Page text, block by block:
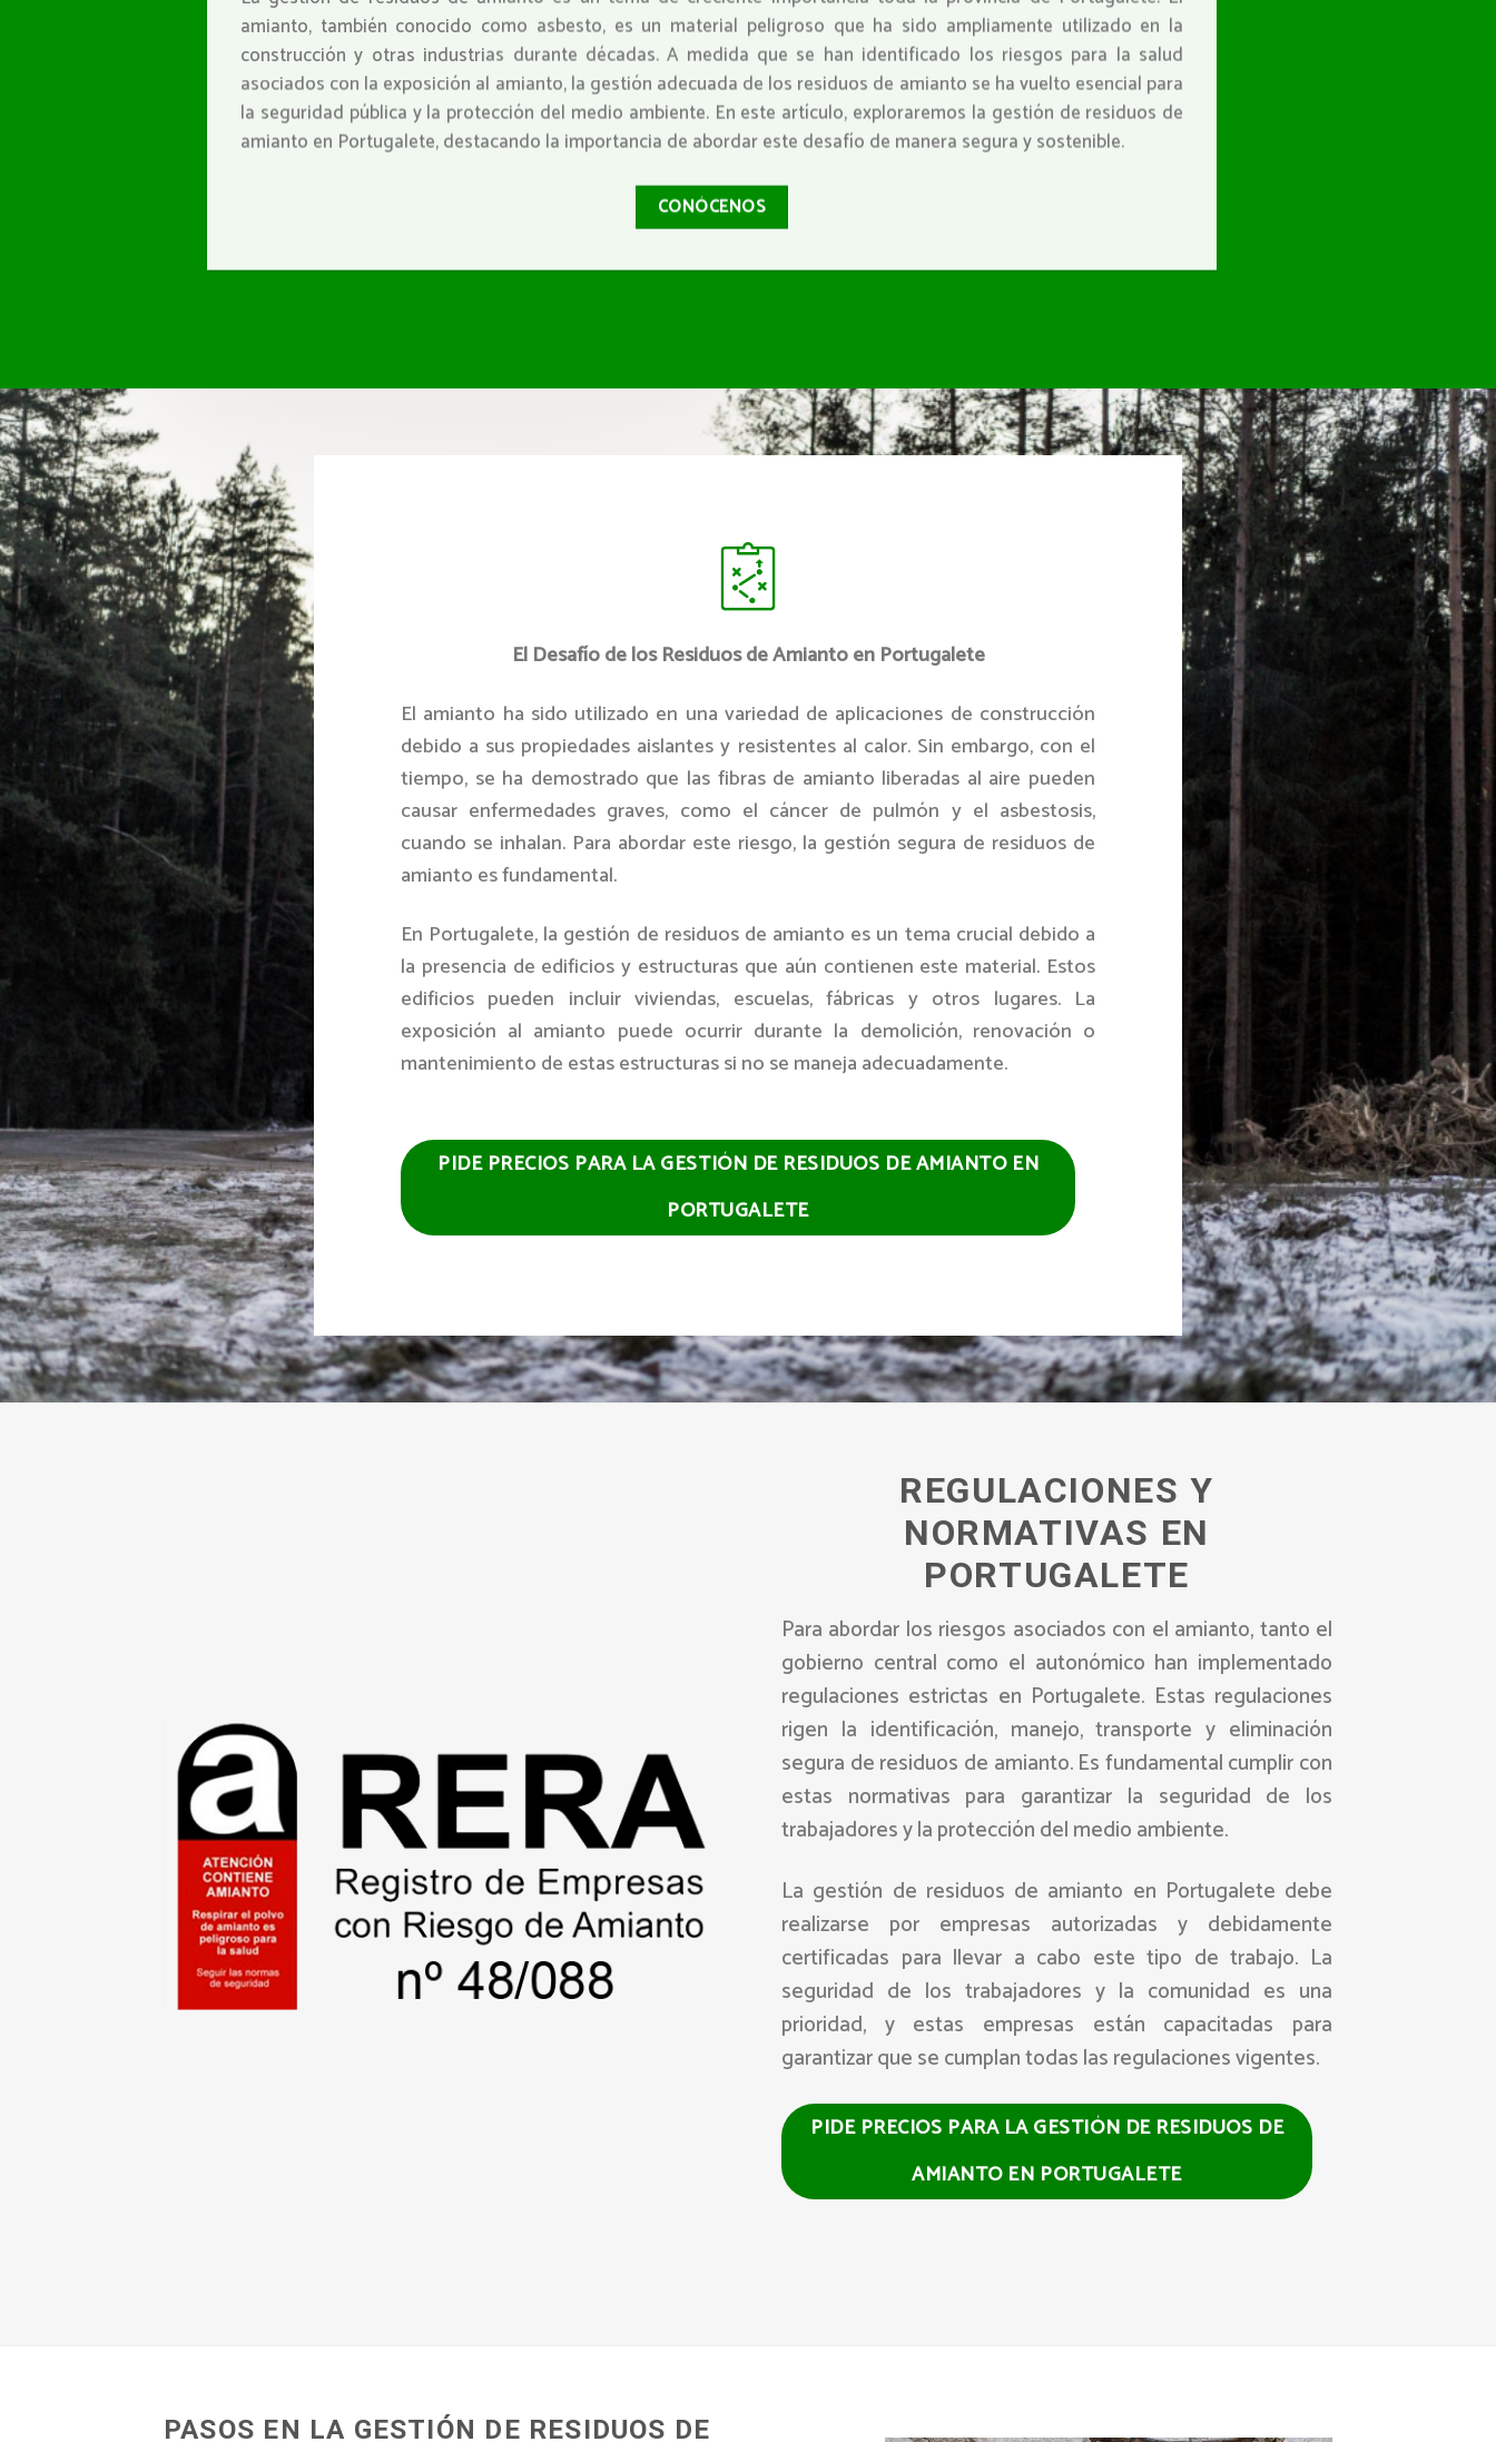
amianto, también conocido como asbesto, es un material peligroso que ha sido ampliamente utilizado en la
construcción y otras industrias durante décadas. A medida que se han identificado los riesgos para la salud
asociados con la exposición al amianto, la gestión adecuada de los residuos de amianto se ha vuelto esencial para
la seguridad pública y la protección del medio ambiente. En este artículo, exploraremos la gestión de residuos de
amianto en Portugalete, destacando la importancia de abordar este desafío de manera segura y sostenible.
CONÓCENOS
El Desafío de los Residuos de Amianto en Portugalete
El amianto ha sido utilizado en una variedad de aplicaciones de construcción
debido a sus propiedades aislantes y resistentes al calor. Sin embargo, con el
tiempo, se ha demostrado que las fibras de amianto liberadas al aire pueden
causar enfermedades graves, como el cáncer de pulmón y el asbestosis,
cuando se inhalan. Para abordar este riesgo, la gestión segura de residuos de
amianto es fundamental.
En Portugalete, la gestión de residuos de amianto es un tema crucial debido a
la presencia de edificios y estructuras que aún contienen este material. Estos
edificios pueden incluir viviendas, escuelas, fábricas y otros lugares. La
exposición al amianto puede ocurrir durante la demolición, renovación o
mantenimiento de estas estructuras si no se maneja adecuadamente.
PIDE PRECIOS PARA LA GESTIÓN DE RESIDUOS DE AMIANTO EN
PORTUGALETE
REGULACIONES Y
NORMATIVAS EN
PORTUGALETE
Para abordar los riesgos asociados con el amianto, tanto el
gobierno central como el autonómico han implementado
regulaciones estrictas en Portugalete. Estas regulaciones
rigen la identificación, manejo, transporte y eliminación
segura de residuos de amianto. Es fundamental cumplir con
estas normativas para garantizar la seguridad de los
trabajadores y la protección del medio ambiente.
La gestión de residuos de amianto en Portugalete debe
realizarse por empresas autorizadas y debidamente
certificadas para llevar a cabo este tipo de trabajo. La
seguridad de los trabajadores y la comunidad es una
prioridad, y estas empresas están capacitadas para
garantizar que se cumplan todas las regulaciones vigentes.
PIDE PRECIOS PARA LA GESTIÓN DE RESIDUOS DE
AMIANTO EN PORTUGALETE
PASOS EN LA GESTIÓN DE RESIDUOS DE